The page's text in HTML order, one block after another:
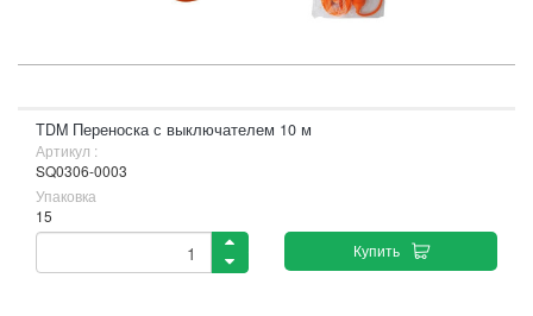
TDM Переноска с выключателем 10 м
Артикул :
SQ0306-0003
Упаковка
15
Купить